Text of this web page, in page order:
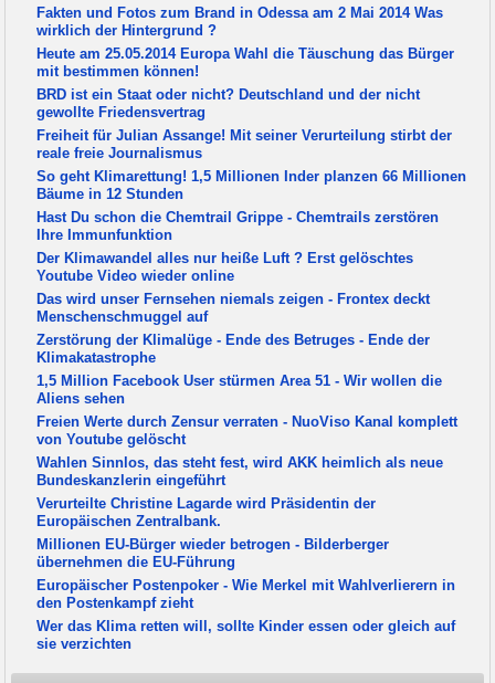
Fakten und Fotos zum Brand in Odessa am 2 Mai 2014 Was
wirklich der Hintergrund ?
Heute am 25.05.2014 Europa Wahl die Täuschung das Bürger
mit bestimmen können!
BRD ist ein Staat oder nicht? Deutschland und der nicht
gewollte Friedensvertrag
Freiheit für Julian Assange! Mit seiner Verurteilung stirbt der
reale freie Journalismus
So geht Klimarettung! 1,5 Millionen Inder planzen 66 Millionen
Bäume in 12 Stunden
Hast Du schon die Chemtrail Grippe - Chemtrails zerstören
Ihre Immunfunktion
Der Klimawandel alles nur heiße Luft ? Erst gelöschtes
Youtube Video wieder online
Das wird unser Fernsehen niemals zeigen - Frontex deckt
Menschenschmuggel auf
Zerstörung der Klimalüge - Ende des Betruges - Ende der
Klimakatastrophe
1,5 Million Facebook User stürmen Area 51 - Wir wollen die
Aliens sehen
Freien Werte durch Zensur verraten - NuoViso Kanal komplett
von Youtube gelöscht
Wahlen Sinnlos, das steht fest, wird AKK heimlich als neue
Bundeskanzlerin eingeführt
Verurteilte Christine Lagarde wird Präsidentin der
Europäischen Zentralbank.
Millionen EU-Bürger wieder betrogen - Bilderberger
übernehmen die EU-Führung
Europäischer Postenpoker - Wie Merkel mit Wahlverlierern in
den Postenkampf zieht
Wer das Klima retten will, sollte Kinder essen oder gleich auf
sie verzichten